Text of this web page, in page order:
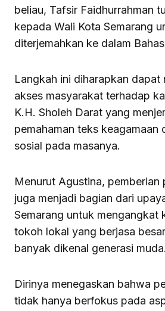
beliau, Tafsir Faidhurrahman
kepada Wali Kota Semarang
diterjemahkan ke dalam
Langkah ini diharapkan dapat
akses masyarakat terhadap
K.H. Sholeh Darat yang
pemahaman teks keagamaan
sosial pada masanya.
Menurut Agustina, pemberian
juga menjadi bagian dari
Semarang untuk mengangkat
tokoh lokal yang berjasa
banyak dikenal generasi muda.
Dirinya menegaskan bahwa
tidak hanya berfokus pada